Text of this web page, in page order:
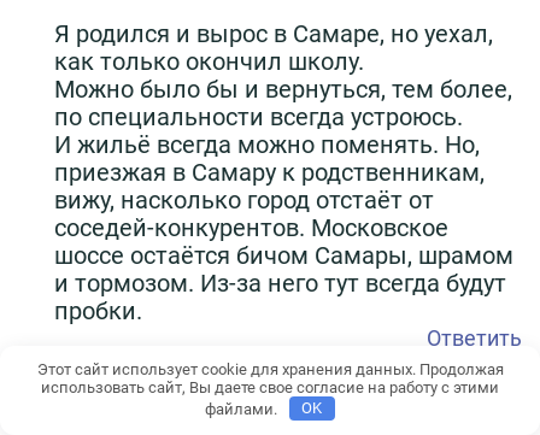
Я родился и вырос в Самаре, но уехал,
как только окончил школу.
Можно было бы и вернуться, тем более,
по специальности всегда устроюсь.
И жильё всегда можно поменять. Но,
приезжая в Самару к родственникам,
вижу, насколько город отстаёт от
соседей-конкурентов. Московское
шоссе остаётся бичом Самары, шрамом
и тормозом. Из-за него тут всегда будут
пробки.
Ответить
21.02.2019 г.
Этот сайт использует cookie для хранения данных. Продолжая
использовать сайт, Вы даете свое согласие на работу с этими
файлами.
OK